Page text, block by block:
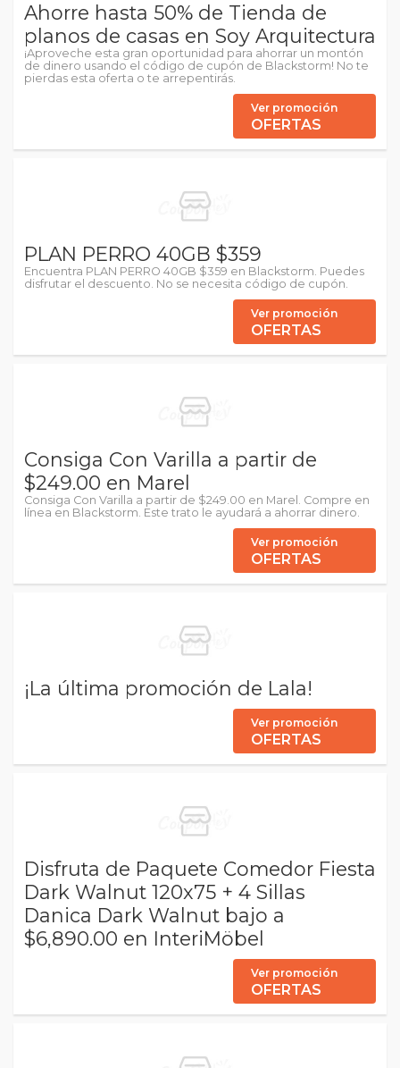
Ahorre hasta 50% de Tienda de
planos de casas en Soy Arquitectura
¡Aproveche esta gran oportunidad para ahorrar un montón
de dinero usando el código de cupón de Blackstorm! No te
pierdas esta oferta o te arrepentirás.
Ver promoción
OFERTAS
PLAN PERRO 40GB $359
Encuentra PLAN PERRO 40GB $359 en Blackstorm. Puedes
disfrutar el descuento. No se necesita código de cupón.
Ver promoción
OFERTAS
Consiga Con Varilla a partir de
$249.00 en Marel
Consiga Con Varilla a partir de $249.00 en Marel. Compre en
línea en Blackstorm. Este trato le ayudará a ahorrar dinero.
Ver promoción
OFERTAS
¡La última promoción de Lala!
Ver promoción
OFERTAS
Disfruta de Paquete Comedor Fiesta
Dark Walnut 120x75 + 4 Sillas
Danica Dark Walnut bajo a
$6,890.00 en InteriMöbel
Ver promoción
OFERTAS